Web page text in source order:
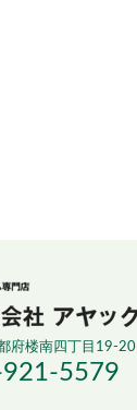
府楼南四丁目19-20
5579